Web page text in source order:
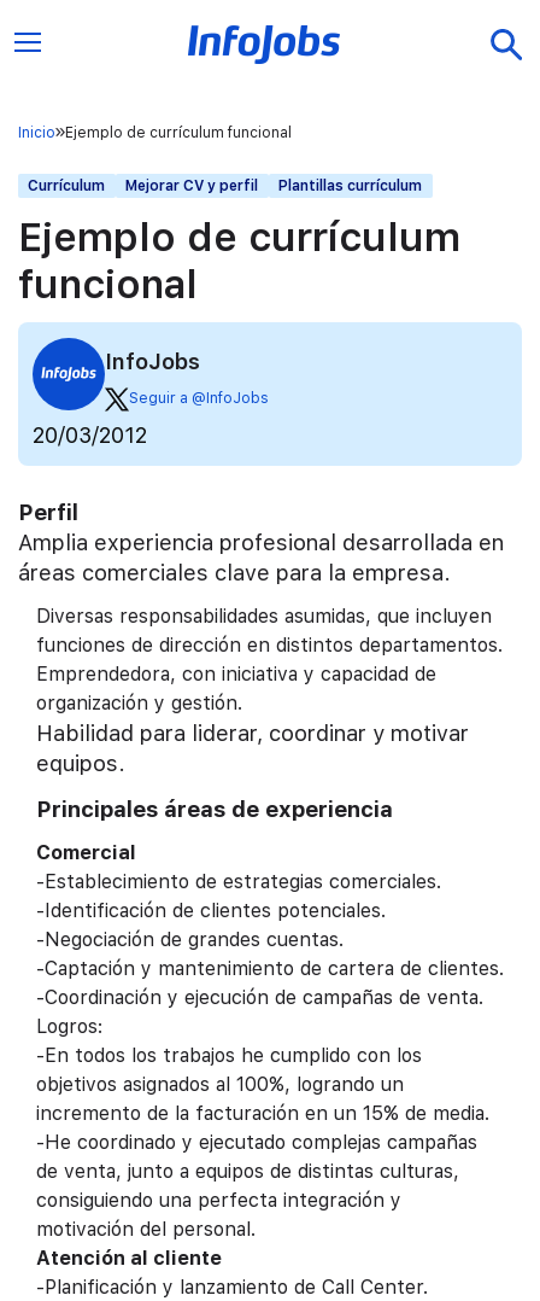
Inicio Ejemplo de currículum funcional
Currículum Mejorar CV y perfil Plantillas currículum
Ejemplo de currículum
funcional
InfoJobs
Seguir a @InfoJobs
20/03/2012
Perfil
Amplia experiencia profesional desarrollada en
áreas comerciales clave para la empresa.
Diversas responsabilidades asumidas, que incluyen
funciones de dirección en distintos departamentos.
Emprendedora, con iniciativa y capacidad de
organización y gestión.
Habilidad para liderar, coordinar y motivar
equipos.
Principales áreas de experiencia
Comercial
-Establecimiento de estrategias comerciales.
-Identificación de clientes potenciales.
-Negociación de grandes cuentas.
-Captación y mantenimiento de cartera de clientes.
-Coordinación y ejecución de campañas de venta.
Logros:
-En todos los trabajos he cumplido con los
objetivos asignados al 100%, logrando un
incremento de la facturación en un 15% de media.
-He coordinado y ejecutado complejas campañas
de venta, junto a equipos de distintas culturas,
consiguiendo una perfecta integración y
motivación del personal.
Atención al cliente
-Planificación y lanzamiento de Call Center.